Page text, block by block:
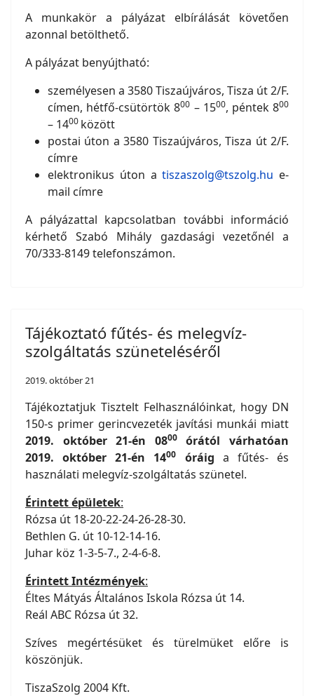
A munkakör a pályázat elbírálását követően
azonnal betölthető.
A pályázat benyújtható:
személyesen a 3580 Tiszaújváros, Tisza út 2/F.
címen, hétfő-csütörtök 800 – 1500, péntek 800
– 1400 között
postai úton a 3580 Tiszaújváros, Tisza út 2/F.
címre
elektronikus úton atiszaszolg@tszolg.hu e-
mail címre
A pályázattal kapcsolatban további információ
kérhető Szabó Mihály gazdasági vezetőnél a
70/333-8149 telefonszámon.
Tájékoztató fűtés- és melegvíz-
szolgáltatás szüneteléséről
2019. október 21
Tájékoztatjuk Tisztelt Felhasználóinkat, hogy DN
150-s primer gerincvezeték javítási munkái miatt
2019. október 21-én 0800órától várhatóan
2019. október 21-én 1400 óráig a fűtés- és
használati melegvíz-szolgáltatás szünetel.
Érintett épületek:
Rózsa út 18-20-22-24-26-28-30.
Bethlen G. út 10-12-14-16.
Juhar köz 1-3-5-7., 2-4-6-8.
Érintett Intézmények:
Éltes Mátyás Általános Iskola Rózsa út 14.
Reál ABC Rózsa út 32.
Szíves megértésüket és türelmüket előre is
köszönjük.
TiszaSzolg 2004 Kft.